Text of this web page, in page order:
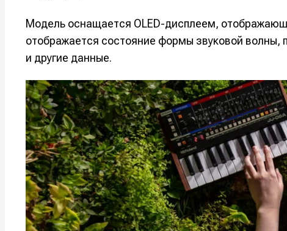
Написание
Исполнение
Продакшн
Написание
Исполнение
Продакшн
Модель оснащается OLED-дисплеем,
отображается состояние формы звуковой
и другие данные.